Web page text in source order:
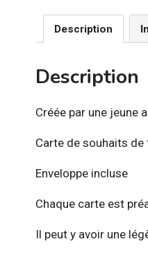
Description
Description
Créée par une jeune
Carte de souhaits de
Enveloppe incluse
Chaque carte est
Il peut y avoir une